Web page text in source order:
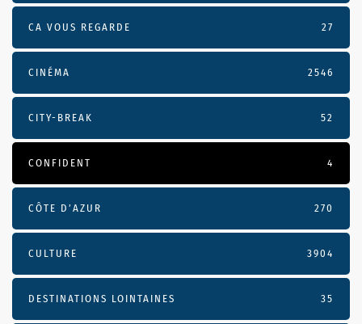
CA VOUS REGARDE 27
CINÉMA 2546
CITY-BREAK 52
CONFIDENT 4
CÔTE D’AZUR 270
CULTURE 3904
DESTINATIONS LOINTAINES 35